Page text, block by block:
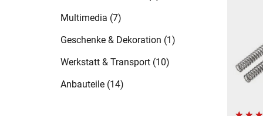
Multimedia (7)
Geschenke & Dekoration (1)
Werkstatt & Transport (10)
Anbauteile (14)